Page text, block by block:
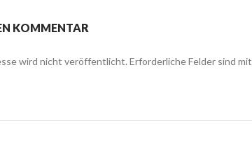
KOMMENTAR
wird nicht veröffentlicht. Erforderliche Felder sind mit